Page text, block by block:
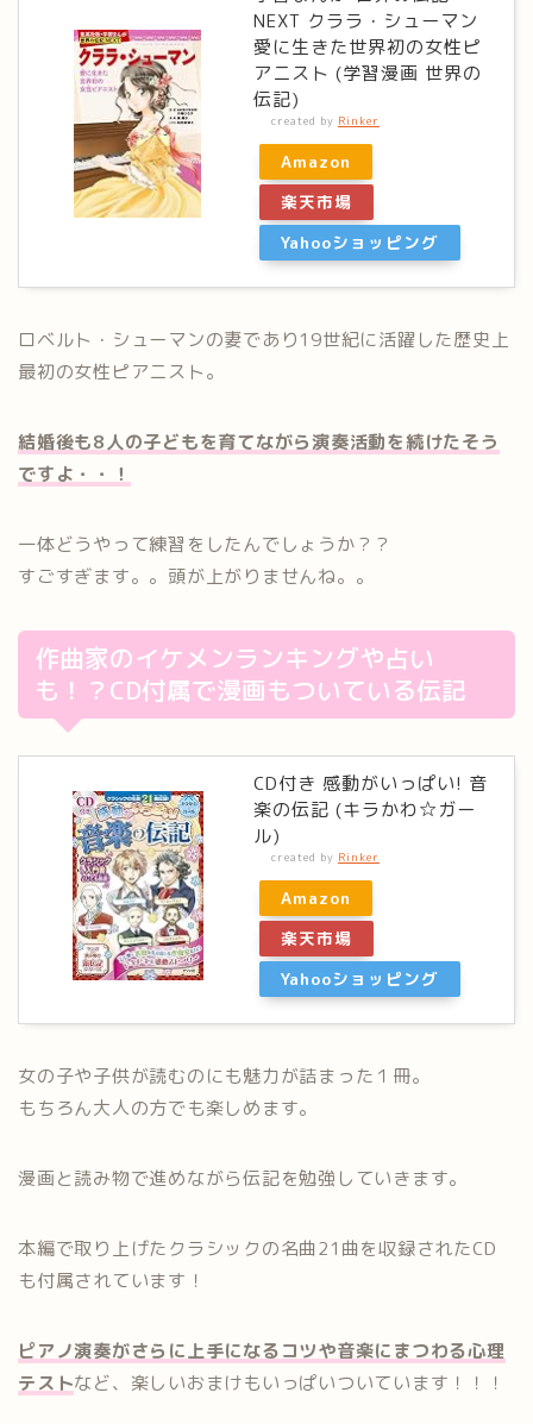
NEXT クララ・シューマン
愛に生きた世界初の女性ピ
アニスト (学習漫画 世界の
伝記)
created by Rinker
Amazon
楽天市場
Yahooショッピング
ロベルト・シューマンの妻であり19世紀に活躍した歴史上
最初の女性ピアニスト。
結婚後も8人の子どもを育てながら演奏活動を続けたそう
ですよ・・！
一体どうやって練習をしたんでしょうか？？
すごすぎます。。頭が上がりませんね。。
作曲家のイケメンランキングや占い
も！？CD付属で漫画もついている伝記
CD付き 感動がいっぱい! 音
楽の伝記 (キラかわ☆ガー
ル)
created by Rinker
Amazon
楽天市場
Yahooショッピング
女の子や子供が読むのにも魅力が詰まった１冊。
もちろん大人の方でも楽しめます。
漫画と読み物で進めながら伝記を勉強していきます。
本編で取り上げたクラシックの名曲21曲を収録されたCD
も付属されています！
ピアノ演奏がさらに上手になるコツや音楽にまつわる心理
テストなど、楽しいおまけもいっぱいついています！！！